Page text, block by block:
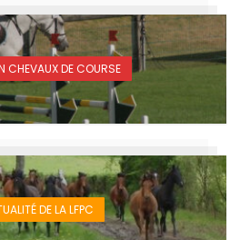
CHEVAUX DE COURSE
DE LA LFPC